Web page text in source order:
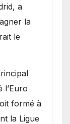
a
la
le
formé à
la Ligue